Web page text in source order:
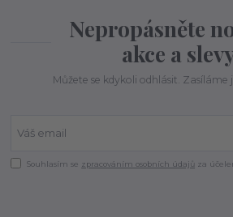
Nepropásněte
akce a
Můžete se kdykoli odhlásit. Zasíláme
Souhlasím se zpracováním osobních údajů za